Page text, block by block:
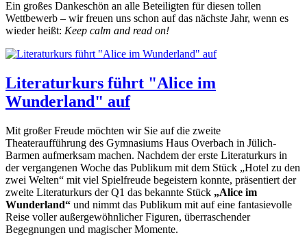
Ein großes Dankeschön an alle Beteiligten für diesen tollen
Wettbewerb – wir freuen uns schon auf das nächste Jahr, wenn es
wieder heißt: Keep calm and read on!
Literaturkurs führt "Alice im
Wunderland" auf
Mit großer Freude möchten wir Sie auf die zweite
Theateraufführung des Gymnasiums Haus Overbach in Jülich-
Barmen aufmerksam machen. Nachdem der erste Literaturkurs in
der vergangenen Woche das Publikum mit dem Stück „Hotel zu den
zwei Welten“ mit viel Spielfreude begeistern konnte, präsentiert der
zweite Literaturkurs der Q1 das bekannte Stück „Alice im
Wunderland“ und nimmt das Publikum mit auf eine fantasievolle
Reise voller außergewöhnlicher Figuren, überraschender
Begegnungen und magischer Momente.